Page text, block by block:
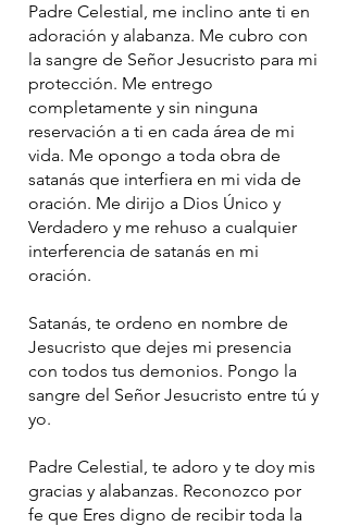
Padre Celestial, me inclino ante ti en
adoración y alabanza. Me cubro con
la sangre de Señor Jesucristo para mi
protección. Me entrego
completamente y sin ninguna
reservación a ti en cada área de mi
vida. Me opongo a toda obra de
satanás que interfiera en mi vida de
oración. Me dirijo a Dios Único y
Verdadero y me rehuso a cualquier
interferencia de satanás en mi
oración.
Satanás, te ordeno en nombre de
Jesucristo que dejes mi presencia
con todos tus demonios. Pongo la
sangre del Señor Jesucristo entre tú y
yo.
Padre Celestial, te adoro y te doy mis
gracias y alabanzas. Reconozco por
fe que Eres digno de recibir toda la